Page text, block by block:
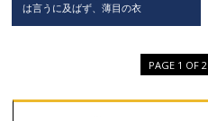
は言うに及ばず、薄目の衣
PAGE 1 OF 2